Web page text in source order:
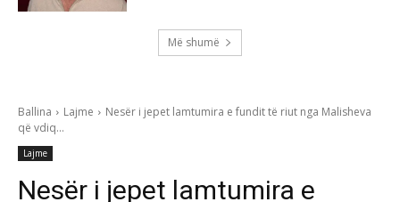
Më shumë